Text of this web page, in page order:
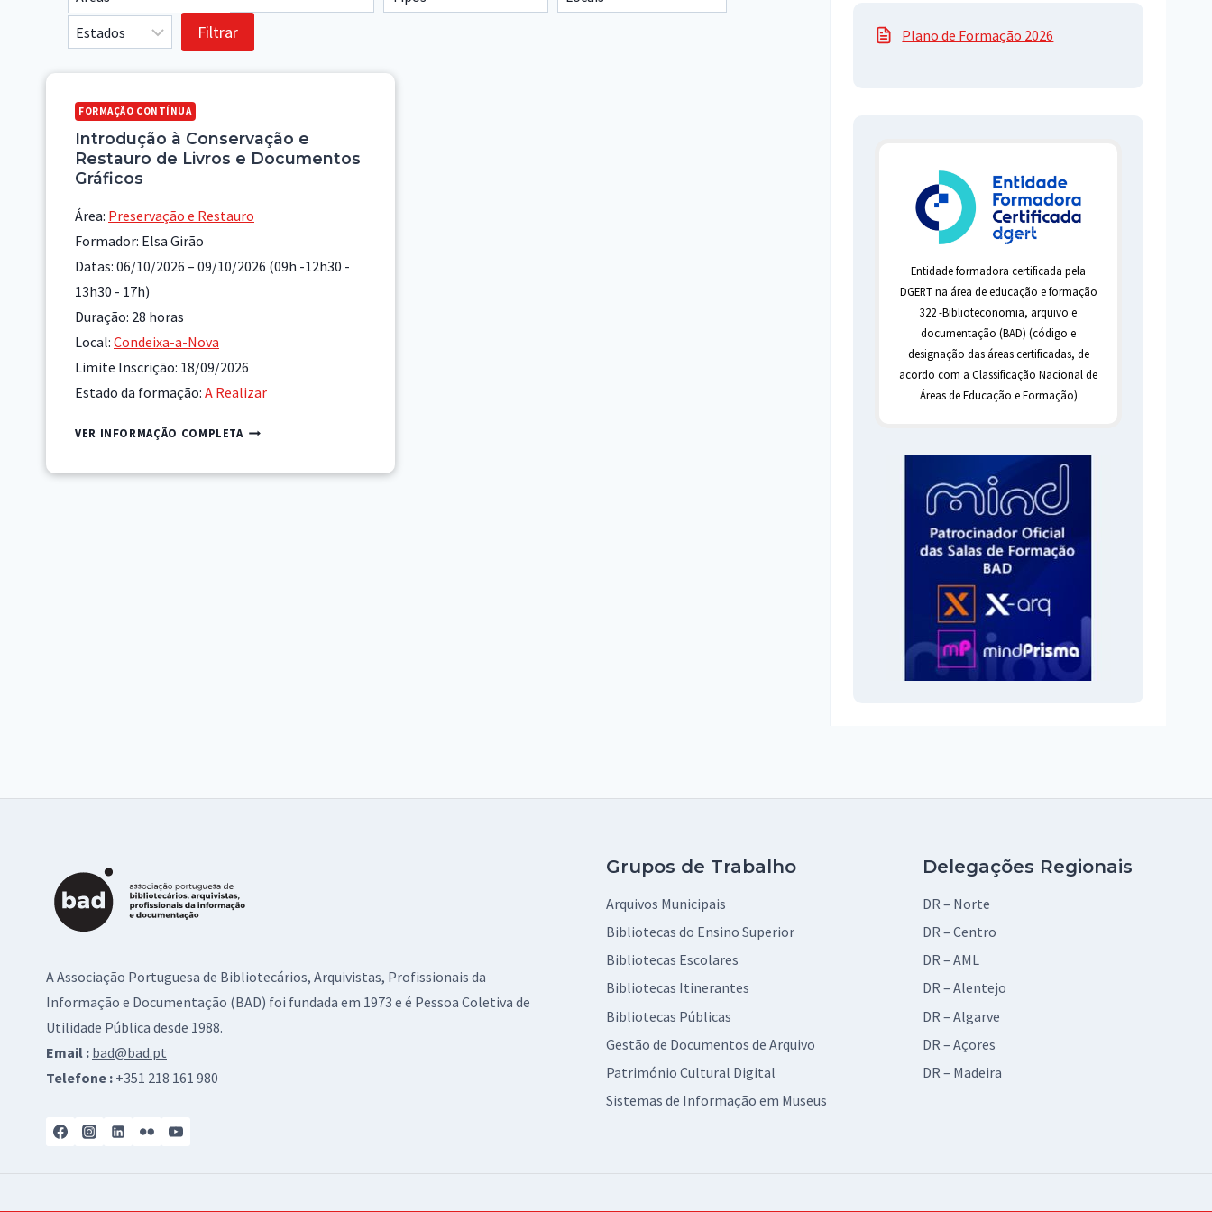
FORMAÇÃO CONTÍNUA
Introdução à Conservação e
Restauro de Livros e Documentos
Gráficos
Área: Preservação e Restauro
Formador: Elsa Girão
Datas: 06/10/2026 – 09/10/2026 (09h -12h30 -
13h30 - 17h)
Duração: 28 horas
Local: Condeixa-a-Nova
Limite Inscrição: 18/09/2026
Estado da formação: A Realizar
VER INFORMAÇÃO COMPLETA INTRODUÇÃO
CONSERVAÇÃO
Plano de Formação 2026
Entidade formadora certificada pela
DGERT na área de educação e formação
322 -Biblioteconomia, arquivo e
documentação (BAD) (código e
designação das áreas certificadas, de
acordo com a Classificação Nacional de
Áreas de Educação e Formação)
A Associação Portuguesa de Bibliotecários, Arquivistas, Profissionais da
Informação e Documentação (BAD) foi fundada em 1973 e é Pessoa Coletiva de
Utilidade Pública desde 1988.
Email : bad@bad.pt
Telefone : +351 218 161 980
Grupos de Trabalho
Arquivos Municipais
Bibliotecas do Ensino Superior
Bibliotecas Escolares
Bibliotecas Itinerantes
Bibliotecas Públicas
Gestão de Documentos de Arquivo
Património Cultural Digital
Sistemas de Informação em Museus
Delegações Regionais
DR – Norte
DR – Centro
DR – AML
DR – Alentejo
DR – Algarve
DR – Açores
DR – Madeira